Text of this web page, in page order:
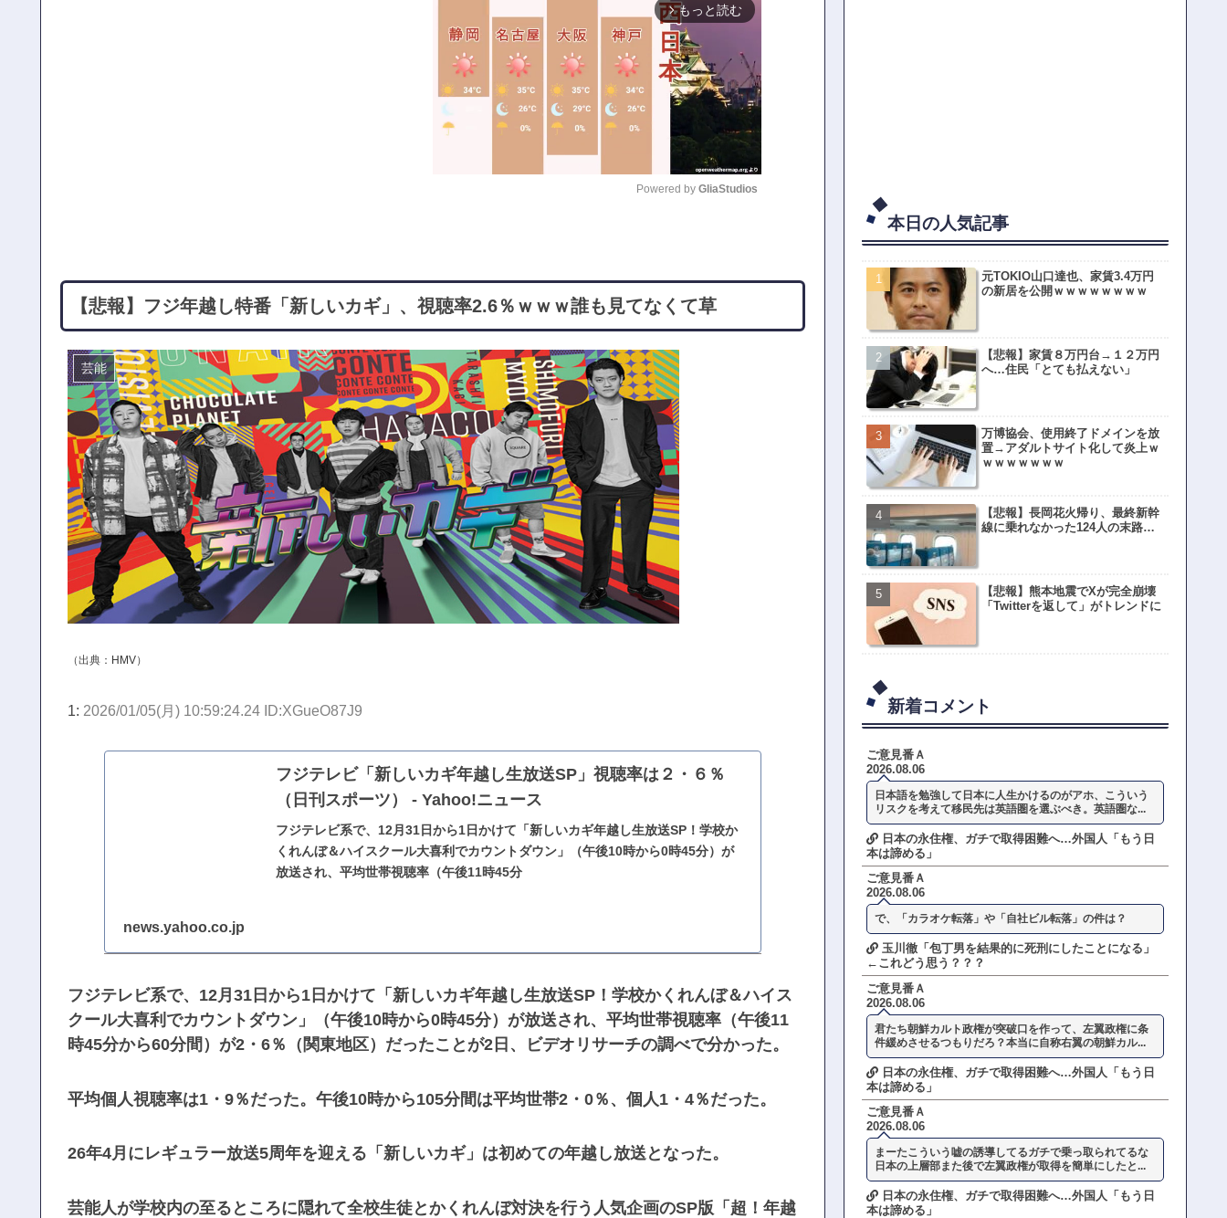
arrow_forward_ios もっと読む
e
Powered by GliaStudios
【悲報】フジ年越し特番「新しいカギ」、視聴率2.6％ｗｗｗ誰も見てなくて草
芸能
（出典： HMV）
1: 2026/01/05(月) 10:59:24.24 ID:XGueO87J9
フジテレビ「新しいカギ年越し生放送SP」視聴率は２・６％
（日刊スポーツ） - Yahoo!ニュース
フジテレビ系で、12月31日から1日かけて「新しいカギ年越し生放送SP！学校か
くれんぼ＆ハイスクール大喜利でカウントダウン」（午後10時から0時45分）が
放送され、平均世帯視聴率（午後11時45分
news.yahoo.co.jp
フジテレビ系で、12月31日から1日かけて「新しいカギ年越し生放送SP！学校かくれんぼ＆ハイス
クール大喜利でカウントダウン」（午後10時から0時45分）が放送され、平均世帯視聴率（午後11
時45分から60分間）が2・6％（関東地区）だったことが2日、ビデオリサーチの調べで分かった。
平均個人視聴率は1・9％だった。午後10時から105分間は平均世帯2・0％、個人1・4％だった。
26年4月にレギュラー放送5周年を迎える「新しいカギ」は初めての年越し放送となった。
芸能人が学校内の至るところに隠れて全校生徒とかくれんぼ対決を行う人気企画のSP版「超！年越
本日の人気記事
元TOKIO山口達也、家賃3.4万円
の新居を公開ｗｗｗｗｗｗｗｗ
【悲報】家賃８万円台→１２万円
へ…住民「とても払えない」
万博協会、使用終了ドメインを放
置→アダルトサイト化して炎上ｗ
ｗｗｗｗｗｗｗ
【悲報】長岡花火帰り、最終新幹
線に乗れなかった124人の末路…
【悲報】熊本地震でXが完全崩壊
「Twitterを返して」がトレンドに
新着コメント
ご意見番Ａ
2026.08.06
日本語を勉強して日本に人生かけるのがアホ、こういう
リスクを考えて移民先は英語圏を選ぶべき。英語圏な...
日本の永住権、ガチで取得困難へ…外国人「もう日
本は諦める」
ご意見番Ａ
2026.08.06
で、「カラオケ転落」や「自社ビル転落」の件は？
玉川徹「包丁男を結果的に死刑にしたことになる」
←これどう思う？？？
ご意見番Ａ
2026.08.06
君たち朝鮮カルト政権が突破口を作って、左翼政権に条
件緩めさせるつもりだろ？本当に自称右翼の朝鮮カル...
日本の永住権、ガチで取得困難へ…外国人「もう日
本は諦める」
ご意見番Ａ
2026.08.06
まーたこういう嘘の誘導してるガチで乗っ取られてるな
日本の上層部また後で左翼政権が取得を簡単にしたと...
日本の永住権、ガチで取得困難へ…外国人「もう日
本は諦める」